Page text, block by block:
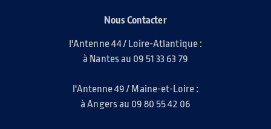
Nous Contacter
l'Antenne 44 / Loire-Atlantique :
à Nantes au 09 51 33 63 79
l'Antenne 49 / Maine-et-Loire :
à Angers au 09 80 55 42 06